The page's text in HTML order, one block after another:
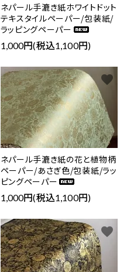
ネパール手漉き紙ホワイトドット
テキスタイルペーパー/包装紙/
ラッピングペーパー
1,000円(税込1,100円)
ネパール手漉き紙の花と植物柄
ペーパー/あさぎ色/包装紙/ラッ
ピングペーパー
1,000円(税込1,100円)
favorite
favorite